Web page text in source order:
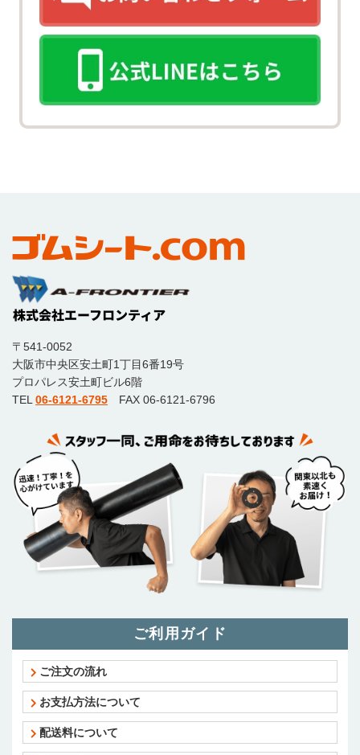
〒541-0052
大阪市中央区安土町1丁目6番19号
プロパレス安土町ビル6階
TEL 06-6121-6795 FAX 06-6121-6796
ご利用ガイド
ご注文の流れ
お支払方法について
配送料について